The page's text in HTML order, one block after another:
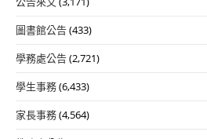
圖書館公告(433)
學務處公告(2,721)
學生事務(6,433)
家長事務(4,564)